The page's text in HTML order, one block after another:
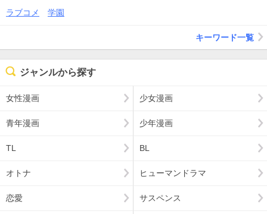
ラブコメ
学園
キーワード一覧
ジャンルから探す
女性漫画 少女漫画
青年漫画 少年漫画
TL BL
オトナ ヒューマンドラマ
恋愛 サスペンス